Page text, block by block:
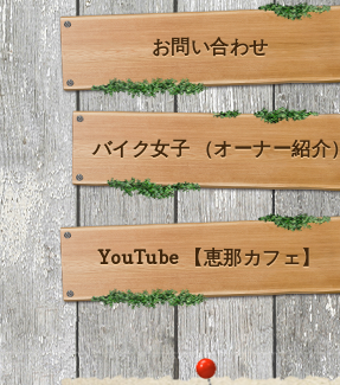
お問い合わせ
バイク女子 （オーナー紹介）
YouTube 【恵那カフェ】